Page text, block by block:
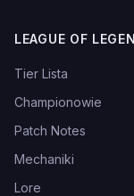
LEAGUE OF
Tier Lista
Championowie
Patch Notes
Mechaniki
Lore